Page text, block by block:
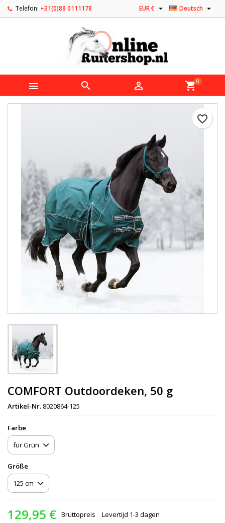
Telefon: +31(0)88 0111178 Deutsch 
EUR € 
   shopping_cart0
favorite_border
COMFORT Outdoordeken, 50 g
Artikel-Nr. 8020864-125
Farbe
Größe
129,95 € Bruttopreis Levertijd 1-3 dagen